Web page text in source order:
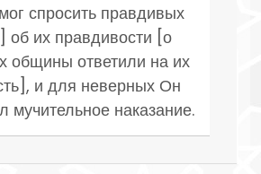
спросить правдивых
об их правдивости [о
общины ответили на их
и для неверных Он
мучительное наказание.